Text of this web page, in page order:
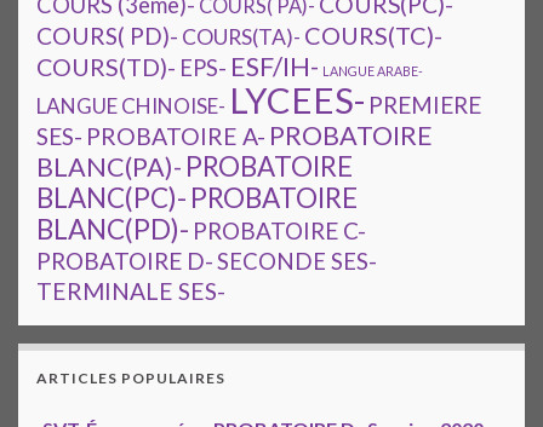
COURS( PA)-
COURS( PD)- COURS(TA)- COURS(TC)-
COURS(TD)- EPS- ESF/IH- LANGUE ARABE-
LANGUE CHINOISE- LYCEES- PREMIERE
SES- PROBATOIRE A- PROBATOIRE
BLANC(PA)- PROBATOIRE
BLANC(PC)- PROBATOIRE
BLANC(PD)- PROBATOIRE C-
PROBATOIRE D-SECONDE SES-
TERMINALE SES-
ARTICLES POPULAIRES